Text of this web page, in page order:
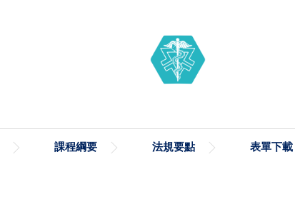
課程綱要 法規要點 表單下載